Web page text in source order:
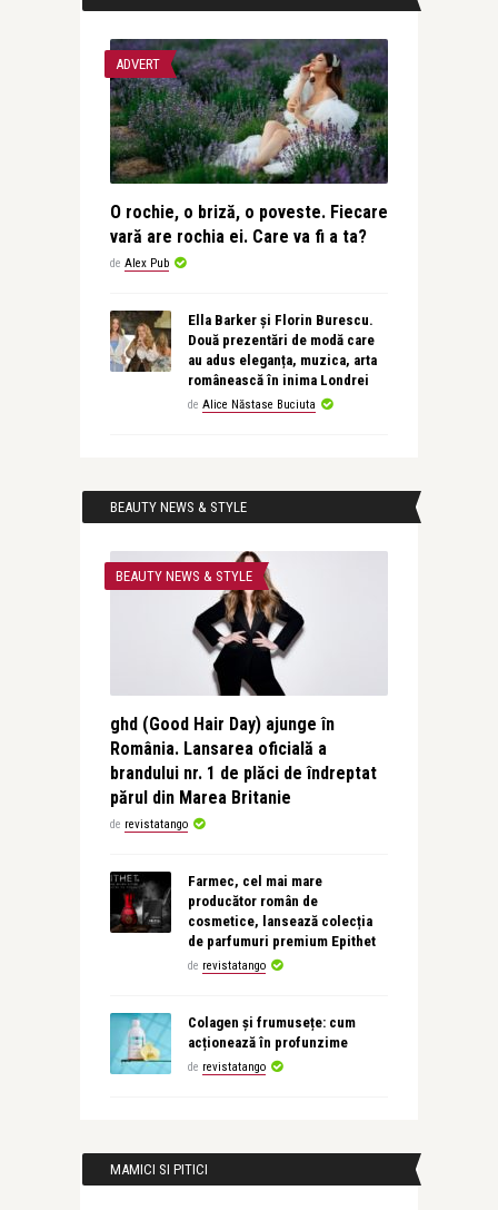
ADVERT
O rochie, o briză, o poveste. Fiecare
vară are rochia ei. Care va fi a ta?
de Alex Pub
Ella Barker și Florin Burescu.
Două prezentări de modă care
au adus eleganța, muzica, arta
românească în inima Londrei
de Alice Năstase Buciuta
BEAUTY NEWS & STYLE
BEAUTY NEWS & STYLE
ghd (Good Hair Day) ajunge în
România. Lansarea oficială a
brandului nr. 1 de plăci de îndreptat
părul din Marea Britanie
de revistatango
Farmec, cel mai mare
producător român de
cosmetice, lansează colecția
de parfumuri premium Epithet
de revistatango
Colagen și frumusețe: cum
acționează în profunzime
de revistatango
MAMICI SI PITICI